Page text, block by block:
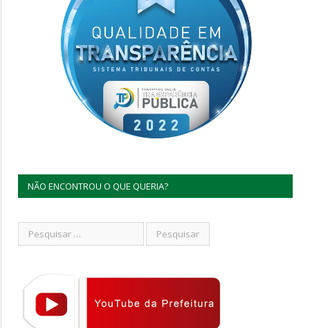
NÃO ENCONTROU O QUE QUERIA?